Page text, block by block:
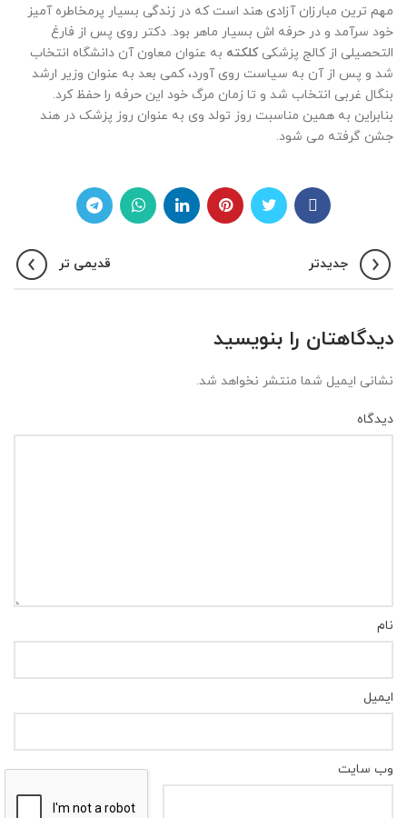
مهم ترین مبارزان آزادی هند است که در زندگی بسیار پرمخاطره آمیز
خود سرآمد و در حرفه اش بسیار ماهر بود. دکتر روی پس از فارغ
التحصیلی از کالج پزشکیکلکته به عنوان معاون آن دانشگاه انتخاب
شد و پس از آن به سیاست روی آورد، کمی بعد به عنوان وزیر ارشد
بنگال غربی انتخاب شد و تا زمان مرگ خود این حرفه را حفظ کرد.
بنابراین به همین مناسبت روز تولد وی به عنوان روز پزشک در هند
جشن گرفته می شود.
جدیدتر قدیمی تر
دیدگاهتان را بنویسید
نشانی ایمیل شما منتشر نخواهد شد.
دیدگاه
نام
ایمیل
وب‌ سایت